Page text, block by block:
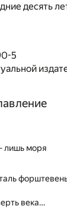
десять
5
лишь моря
века…